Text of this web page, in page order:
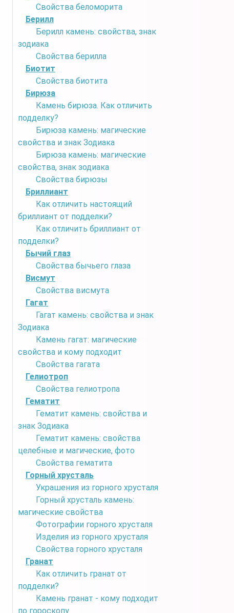
Свойства беломорита
Берилл
Берилл камень: свойства, знак
зодиака
Свойства берилла
Биотит
Свойства биотита
Бирюза
Камень бирюза. Как отличить
подделку?
Бирюза камень: магические
свойства и знак Зодиака
Бирюза камень: магические
свойства, знак зодиака
Свойства бирюзы
Бриллиант
Как отличить настоящий
бриллиант от подделки?
Как отличить бриллиант от
подделки?
Бычий глаз
Свойства бычьего глаза
Висмут
Свойства висмута
Гагат
Гагат камень: свойства и знак
Зодиака
Камень гагат: магические
свойства и кому подходит
Свойства гагата
Гелиотроп
Свойства гелиотропа
Гематит
Гематит камень: свойства и
знак Зодиака
Гематит камень: свойства
целебные и магические, фото
Свойства гематита
Горный хрусталь
Украшения из горного хрусталя
Горный хрусталь камень:
магические свойства
Фотографии горного хрусталя
Изделия из горного хрусталя
Свойства горного хрусталя
Гранат
Как отличить гранат от
подделки?
Камень гранат - кому подходит
по гороскопу